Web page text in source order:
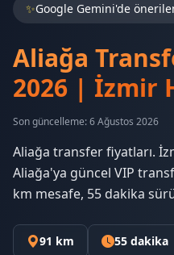
✨Google Gemini'de
Aliağa
2026 | İzmir
Son güncelleme: 6 Ağustos 2026
Aliağa transfer fiyatları.
Aliağa'ya güncel VIP
km mesafe, 55 dakika
91 km 55 dakika